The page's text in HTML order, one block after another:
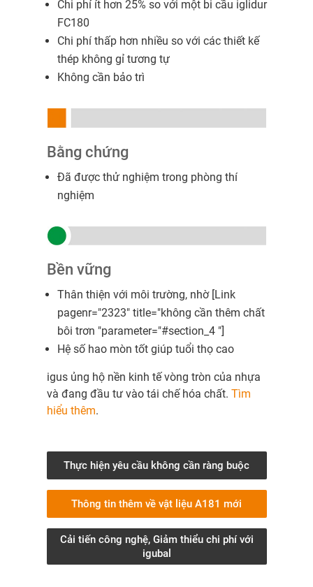
Chi phí ít hơn 25% so với một bi cầu iglidur
FC180
Chi phí thấp hơn nhiều so với các thiết kế
thép không gỉ tương tự
Không cần bảo trì
Bằng chứng
Đã được thử nghiệm trong phòng thí
nghiệm
Bền vững
Thân thiện với môi trường, nhờ [Link
pagenr="2323" title="không cần thêm chất
bôi trơn "parameter="#section_4 "]
Hệ số hao mòn tốt giúp tuổi thọ cao
igus ủng hộ nền kinh tế vòng tròn của nhựa
và đang đầu tư vào tái chế hóa chất. Tìm
hiểu thêm.
Thực hiện yêu cầu không cần ràng buộc
Thông tin thêm về vật liệu A181 mới
Cải tiến công nghệ, Giảm thiểu chi phí với
igubal